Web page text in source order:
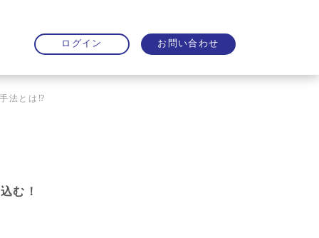
ログイン お問い合わせ
法とは⁉
む！